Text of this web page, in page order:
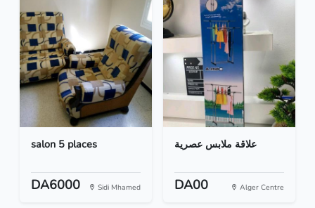
salon 5 places
DA6000 Sidi Mhamed
علاقة ملابس عصرية
DA00 Alger Centre